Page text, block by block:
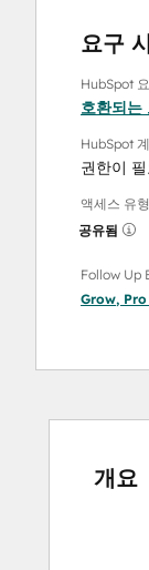
요구
HubSpot
호환되는
HubSpot
권한이
액세스 유형
공유됨
Follow Up
Grow, Pro
개요